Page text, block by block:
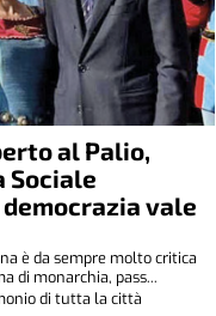
al Palio,
Sociale
vale
è da sempre molto critica
di monarchia, pass...
di tutta la città